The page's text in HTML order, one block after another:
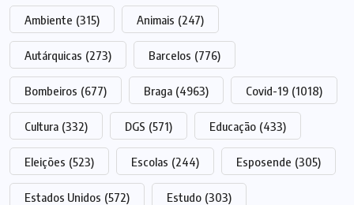
Ambiente (315) Animais (247)
Autárquicas (273) Barcelos (776)
Bombeiros (677) Braga (4963) Covid-19 (1018)
Cultura (332) DGS (571) Educação (433)
Eleições (523) Escolas (244) Esposende (305)
Estados Unidos (572) Estudo (303)